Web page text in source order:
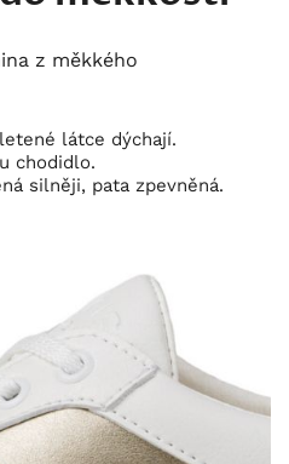
z měkkého
látce dýchají.
chodidlo.
silněji, pata zpevněná.